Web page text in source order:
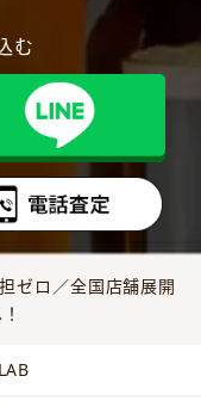
む
ゼロ／全国店舗展開